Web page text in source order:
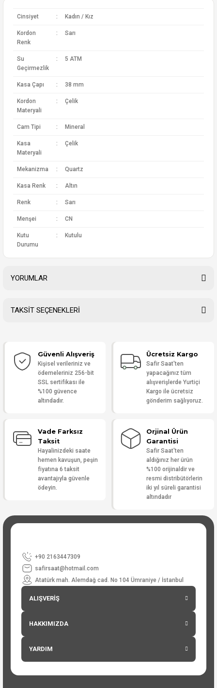
Cinsiyet : Kadın / Kız
Kordon
Renk
: Sarı
Su
Geçirmezlik
: 5 ATM
Kasa Çapı : 38 mm
Kordon
Materyali
: Çelik
Cam Tipi : Mineral
Kasa
Materyali
: Çelik
Mekanizma : Quartz
Kasa Renk : Altın
Renk : Sarı
Menşei : CN
Kutu
Durumu
: Kutulu
YORUMLAR
Yorum Yaz
TAKSİT SEÇENEKLERİ
Güvenli Alışveriş
Kişisel verileriniz ve
ödemeleriniz 256-bit
SSL sertifikası ile
%100 güvence
altındadır.
Ücretsiz Kargo
Safir Saat'ten
yapacağınız tüm
alışverişlerde Yurtiçi
Kargo ile ücretsiz
gönderim sağlıyoruz.
Vade Farksız
Taksit
Hayalinizdeki saate
hemen kavuşun, peşin
fiyatına 6 taksit
avantajıyla güvenle
ödeyin.
Orjinal Ürün
Garantisi
Safir Saat'ten
aldığınız her ürün
%100 orijinaldir ve
resmi distribütörlerin
iki yıl süreli garantisi
altındadır
+90 2163447309
safirsaat@hotmail.com
Atatürk mah. Alemdağ cad. No 104 Ümraniye / İstanbul
ALIŞVERİŞ
HAKKIMIZDA
YARDIM